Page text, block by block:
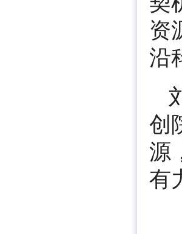
资
沿
创
源
有